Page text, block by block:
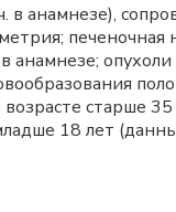
в анамнезе),
печеночная
анамнезе;
старше
18 лет